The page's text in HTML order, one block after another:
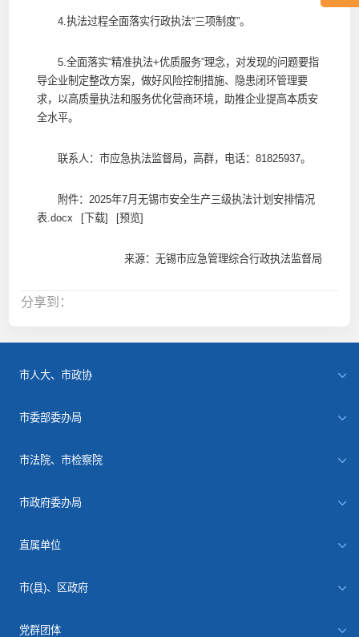
4.执法过程全面落实行政执法“三项制度”。
5.全面落实“精准执法+优质服务”理念，对发现的问题要指
导企业制定整改方案，做好风险控制措施、隐患闭环管理要
求，以高质量执法和服务优化营商环境，助推企业提高本质安
全水平。
联系人：市应急执法监督局，高群，电话：81825937。
附件： 2025年7月无锡市安全生产三级执法计划安排情况
表.docx
[下载] [预览]
来源：无锡市应急管理综合行政执法监督局
分享到：
市人大、市政协
市委部委办局
市法院、市检察院
市政府委办局
直属单位
市(县)、区政府
党群团体